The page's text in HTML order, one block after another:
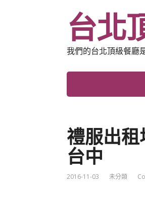
台北
我們的台北頂級餐廳
禮服出
台中
2016-11-03 未分類